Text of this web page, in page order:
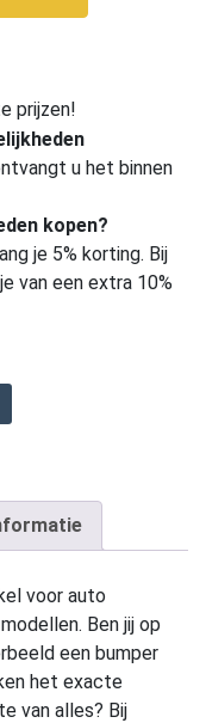
prijzen!
u het binnen
kopen?
je 5% korting. Bij
van een extra 10%
voor auto
Ben jij op
een bumper
het exacte
van alles? Bij